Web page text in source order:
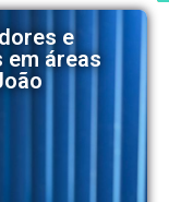
e
em áreas